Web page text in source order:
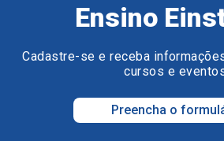
Ensino
Cadastre-se e receba
cursos e
Preencha o